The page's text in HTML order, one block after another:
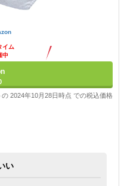
イム
中
2024年10月28日時点 での税込価格
い